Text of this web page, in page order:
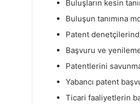
Buluşların kesin
Buluşun tanımına
Patent
Başvuru ve
Patentlerini
Yabancı patent
Ticari faaliyetlerin